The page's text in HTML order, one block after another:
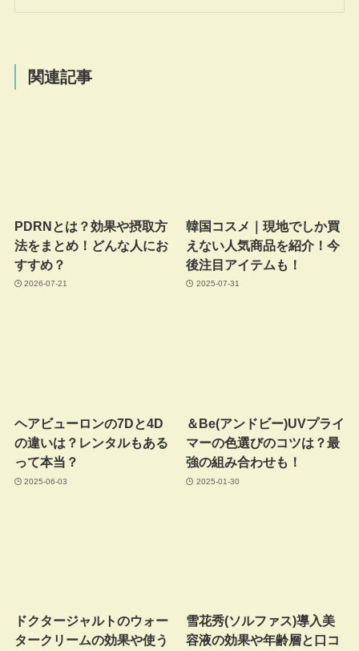
関連記事
PDRNとは？効果や摂取方
法をまとめ！どんな人にお
すすめ？
2026-07-21
韓国コスメ｜現地でしか買
えない人気商品を紹介！今
後注目アイテムも！
2025-07-31
ヘアビューロンの7Dと4D
の違いは？レンタルもある
って本当？
2025-06-03
＆Be(アンドビー)UVプライ
マーの色選びのコツは？最
強の組み合わせも！
2025-01-30
ドクタージャルトのウォー
タークリームの効果や使う
雪花秀(ソルファス)導入美
容液の効果や年齢層と口コ